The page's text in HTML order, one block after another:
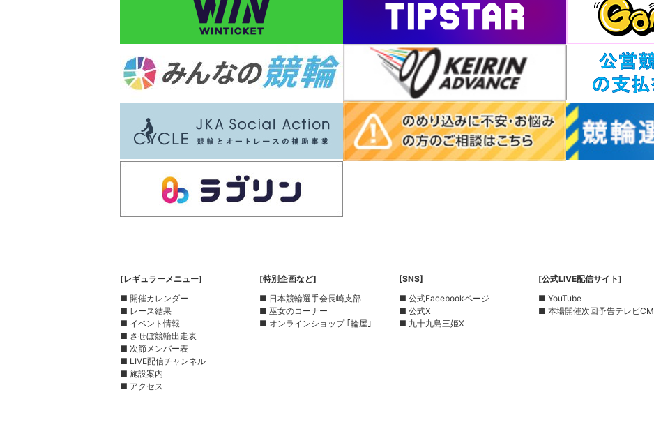
[レギュラーメニュー]
■ 開催カレンダー
■ レース結果
■ イベント情報
■ させぼ競輪出走表
■ 次節メンバー表
■ LIVE配信チャンネル
■ 施設案内
■ アクセス
[特別企画など]
■ 日本競輪選手会長崎支部
■ 巫女のコーナー
■ オンラインショップ ｢輪屋｣
[SNS]
■ 公式Facebookページ
■ 公式X
■ 九十九島三姫X
[公式LIVE配信サイト]
■ YouTube
■ 本場開催次回予告テレビCM